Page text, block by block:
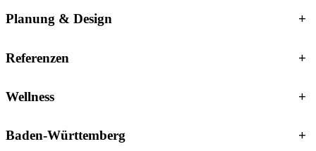
Planung & Design +
Referenzen +
Wellness +
Baden-Württemberg +